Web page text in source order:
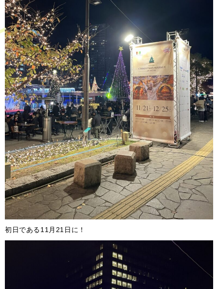
初日である11月21日に！